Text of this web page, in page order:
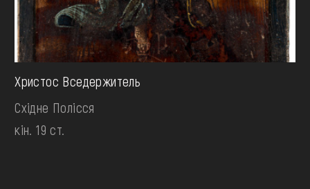
Христос Вседержитель
Східне Полісся
кін. 19 ст.